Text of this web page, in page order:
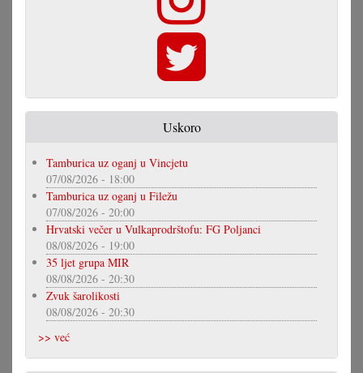
Uskoro
Tamburica uz oganj u Vincjetu
07/08/2026 - 18:00
Tamburica uz oganj u Filežu
07/08/2026 - 20:00
Hrvatski večer u Vulkaprodrštofu: FG Poljanci
08/08/2026 - 19:00
35 ljet grupa MIR
08/08/2026 - 20:30
Zvuk šarolikosti
08/08/2026 - 20:30
>> već